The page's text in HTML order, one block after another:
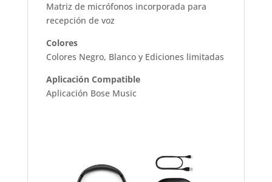
Matriz de micrófonos incorporada para
recepción de voz
Colores
Colores Negro, Blanco y Ediciones limitadas
Aplicación Compatible
Aplicación Bose Music